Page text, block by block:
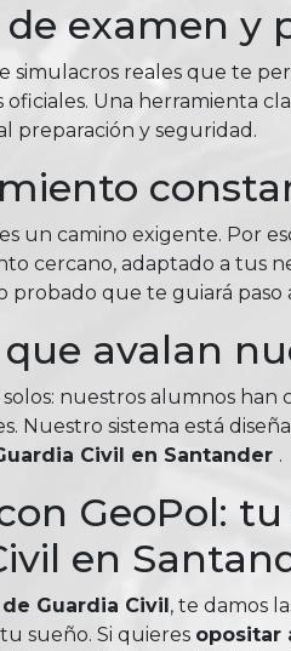
examen y
simulacros reales que te
Una herramienta
preparación y seguridad.
un camino exigente. Por
cercano, adaptado a tus
probado que te guiará paso
que avalan
solos: nuestros alumnos
Nuestro sistema está
Civil en Santander .
GeoPol:
en
Guardia Civil, te damos
sueño. Si quieres opositar